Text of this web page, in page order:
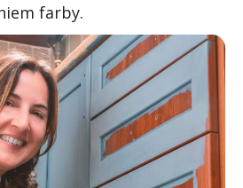
farby.